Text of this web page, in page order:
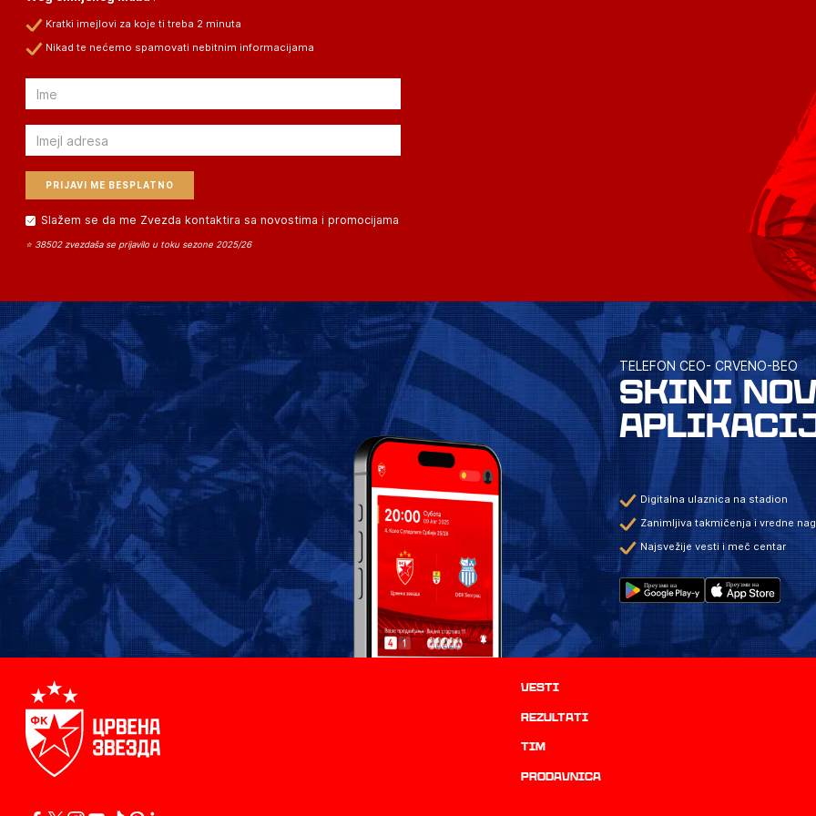
Kratki imejlovi za koje ti treba 2 minuta
Nikad te nećemo spamovati nebitnim informacijama
Email
Email
Slažem se da me Zvezda kontaktira sa novostima i promocijama
⭐ 38502 zvezdaša se prijavilo u toku sezone 2025/26
TELEFON CEO- CRVENO-BEO
SKINI
Digitalna ulaznica na stadion
Zanimljiva takmičenja i vredne
Najsvežije vesti i meč centar
Vesti
rezultati
TIM
prodavnica